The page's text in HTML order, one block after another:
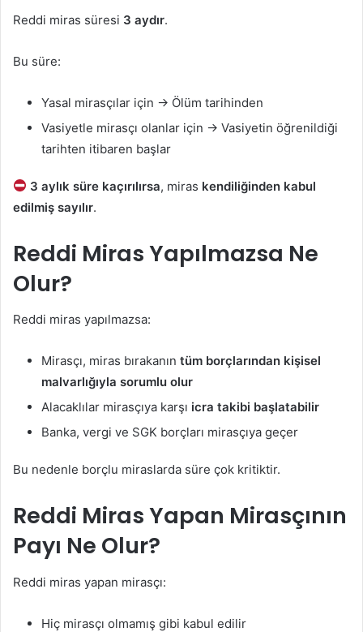
Reddi miras süresi 3 aydır.
Bu süre:
Yasal mirasçılar için → Ölüm tarihinden
Vasiyetle mirasçı olanlar için → Vasiyetin öğrenildiği
tarihten itibaren başlar
3 aylık süre kaçırılırsa, miras kendiliğinden kabul
edilmiş sayılır.
Reddi Miras Yapılmazsa Ne
Olur?
Reddi miras yapılmazsa:
Mirasçı, miras bırakanın tüm borçlarından kişisel
malvarlığıyla sorumlu olur
Alacaklılar mirasçıya karşı icra takibi başlatabilir
Banka, vergi ve SGK borçları mirasçıya geçer
Bu nedenle borçlu miraslarda süre çok kritiktir.
Reddi Miras Yapan Mirasçının
Payı Ne Olur?
Reddi miras yapan mirasçı:
Hiç mirasçı olmamış gibi kabul edilir